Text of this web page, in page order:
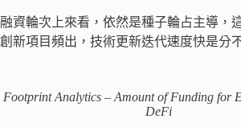
融資輪次上來看，依然是種子輪占主導，
創新項目頻出，技術更新迭代速度快是分
Footprint Analytics – Amount of Funding for
DeFi